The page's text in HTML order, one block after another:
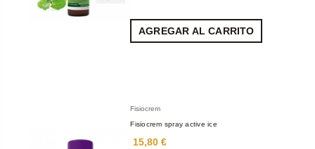
AGREGAR AL CARRITO
Fisiocrem
Fisiocrem spray active ice
15,80 €